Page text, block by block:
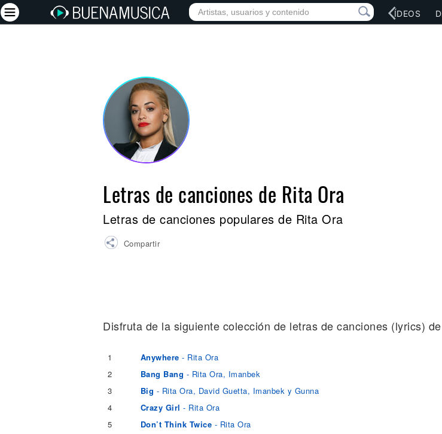
INICIO ARTISTAS RED SOCIAL MÚSICA VÍDEOS
Letras de canciones de Rita Ora
Letras de canciones populares de Rita Ora
Compartir
Disfruta de la siguiente colección de letras de canciones (lyrics)
1 Anywhere - Rita Ora
2
Bang Bang - Rita Ora, Imanbek
3
Big - Rita Ora, David Guetta, Imanbek y Gunna
4
Crazy Girl - Rita Ora
5
Don’t Think Twice - Rita Ora